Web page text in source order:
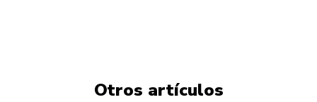
Otros artículos